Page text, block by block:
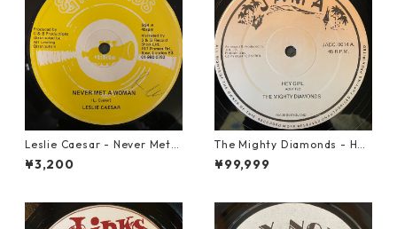
Leslie Caesar - Never Met A
Woman【12-50067】
¥3,200
The Mighty Diamonds - Hey
Girl【12-50053】
¥99,999